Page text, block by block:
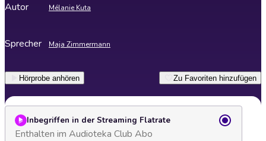
Autor Mélanie Kuta
Sprecher Maja Zimmermann
Hörprobe anhören Zu Favoriten hinzufügen
Inbegriffen in der Streaming Flatrate
Enthalten im Audioteka Club Abo